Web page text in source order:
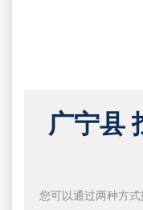
广宁县
您可以通过两种方